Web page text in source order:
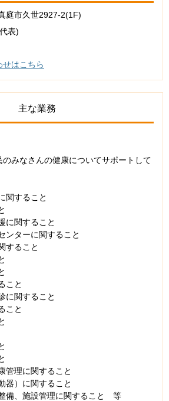
庭市久世2927-2(1F)
代表
せはこちら
主な業務
みなさんの健康についてサポートして
関すること
に関すること
ンターに関すること
すること
こと
に関すること
こと
管理に関すること
器）に関すること
備、施設管理に関すること 等